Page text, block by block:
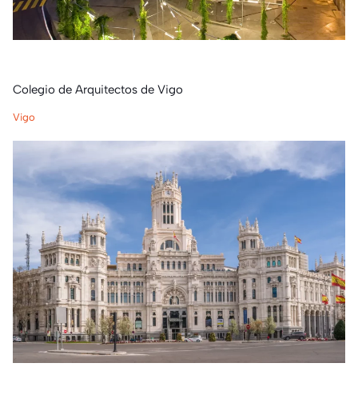
Colegio de Arquitectos de Vigo
Vigo